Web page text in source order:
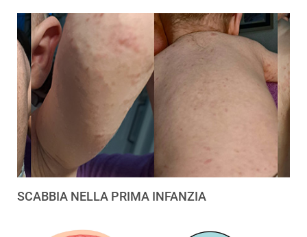
SCABBIA NELLA PRIMA INFANZIA